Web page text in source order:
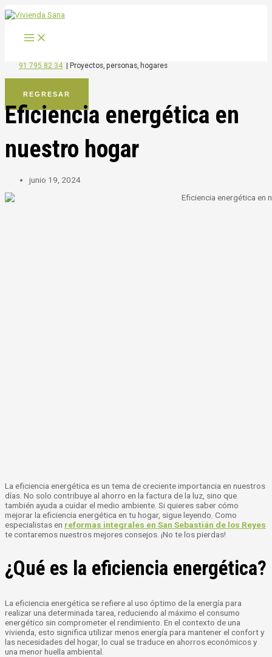
al
91 795 82 34 Proyectos, personas, hogares
REGRESAR
Eficiencia energética en
nuestro hogar
junio 19, 2024
La eficiencia energética es un tema de creciente importancia en nuestros
días. No solo contribuye al ahorro en la factura de la luz, sino que
también ayuda a cuidar el medio ambiente. Si quieres saber cómo
mejorar la eficiencia energética en tu hogar, sigue leyendo. Como
especialistas en reformas integrales en San Sebastián de los Reyes
te contaremos nuestros mejores consejos. ¡No te los pierdas!
¿Qué es la eficiencia energética?
La eficiencia energética se refiere al uso óptimo de la energía para
realizar una determinada tarea, reduciendo al máximo el consumo
energético sin comprometer el rendimiento. En el contexto de una
vivienda, esto significa utilizar menos energía para mantener el confort y
las necesidades del hogar, lo cual se traduce en ahorros económicos y
una menor huella ambiental.